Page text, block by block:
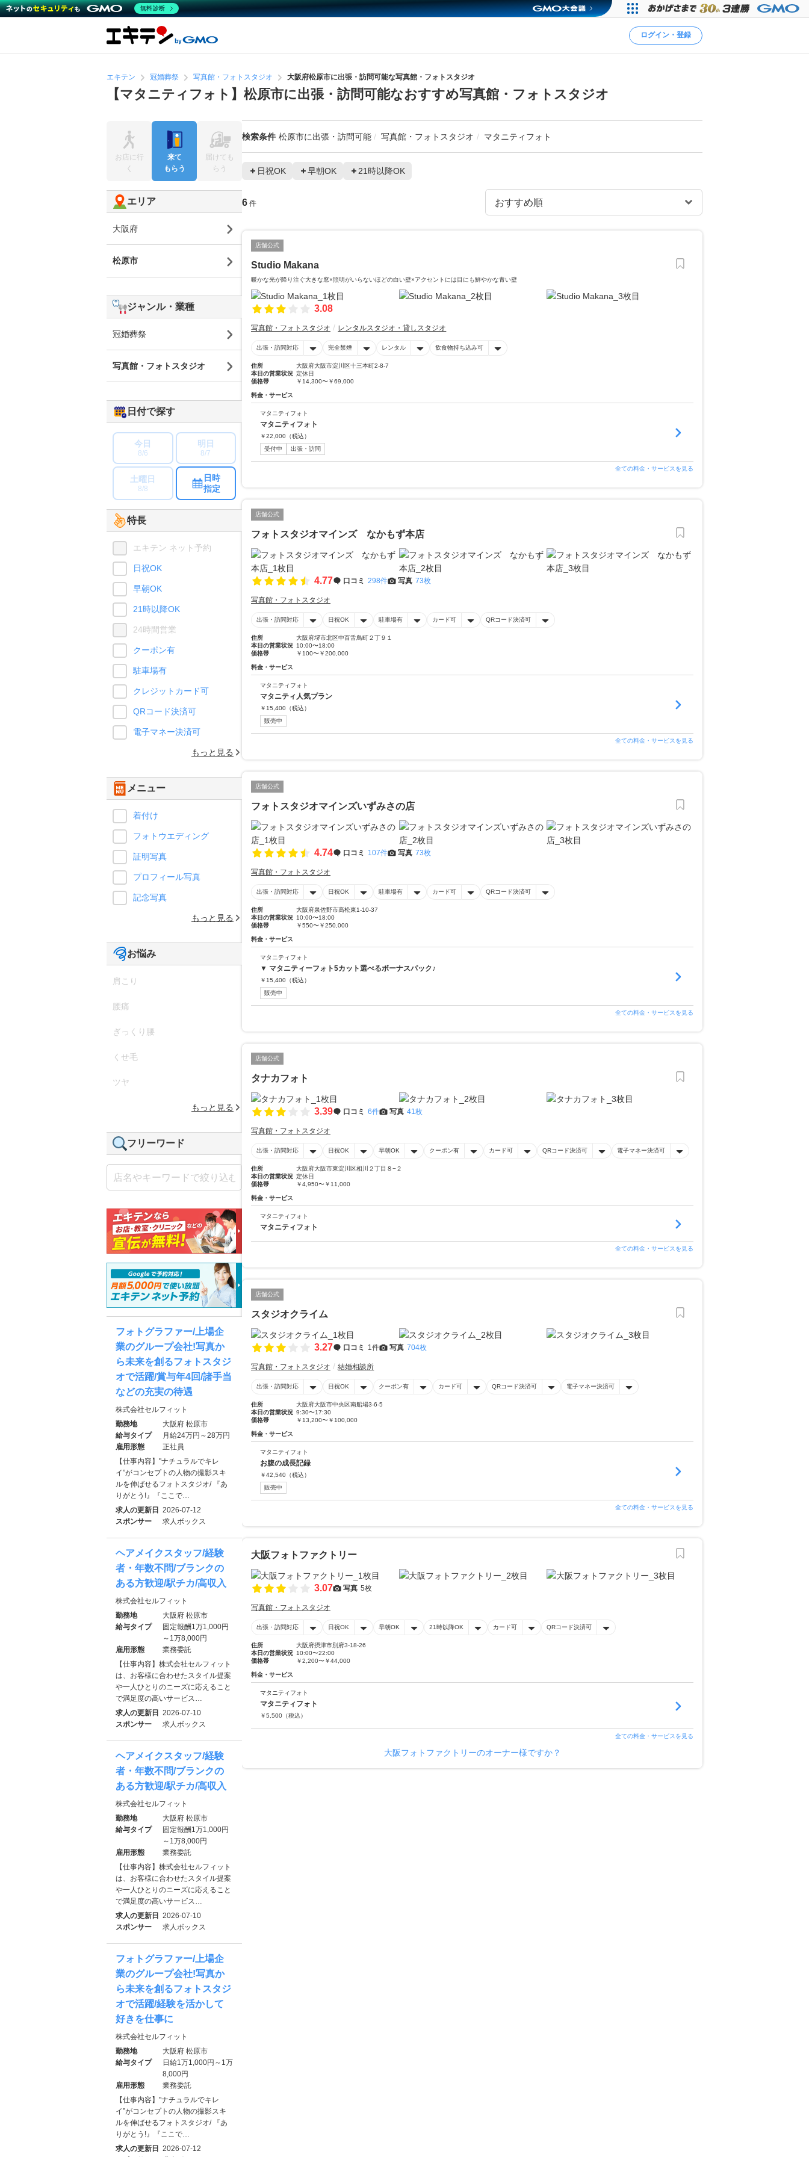
ログイン・登録
エキテン 冠婚葬祭 写真館・フォトスタジオ 大阪府松原市に出張・訪問可能な写真館・フォトスタジオ
【マタニティフォト】松原市に出張・訪問可能なおすすめ写真館・フォトスタジオ
検索条件 松原市に出張・訪問可能 写真館・フォトスタジオ マタニティフォト
日祝OK 早朝OK 21時以降OK
6 件
店舗公式
Studio Makana
暖かな光が降り注ぐ大きな窓×照明がいらないほどの白い壁×アクセントには目にも鮮やかな青い壁
3.08
写真館・フォトスタジオ レンタルスタジオ・貸しスタジオ
出張・訪問対応 完全禁煙 レンタル 飲食物持ち込み可
住所
大阪府大阪市淀川区十三本町2-8-7
本日の営業状況 定休日
価格帯
￥14,300〜￥69,000
料金・サービス
マタニティフォト
マタニティフォト
￥22,000 （税込）
受付中
出張・訪問
全ての料金・サービスを見る
店舗公式
フォトスタジオマインズ なかもず本店
4.77 口コミ 298件 写真 73枚
写真館・フォトスタジオ
出張・訪問対応 日祝OK 駐車場有 カード可 QRコード決済可
住所
大阪府堺市北区中百舌鳥町２丁９１
本日の営業状況 10:00〜18:00
価格帯
￥100〜￥200,000
料金・サービス
マタニティフォト
マタニティ人気プラン
￥ 15,400 （税込）
販売中
全ての料金・サービスを見る
店舗公式
フォトスタジオマインズいずみさの店
4.74 口コミ 107件 写真 73枚
写真館・フォトスタジオ
出張・訪問対応 日祝OK 駐車場有 カード可 QRコード決済可
住所
大阪府泉佐野市高松東1-10-37
本日の営業状況 10:00〜18:00
価格帯
￥550〜￥250,000
料金・サービス
マタニティフォト
▼ マタニティーフォト5カット選べるボーナスパック♪
￥ 15,400 （税込）
販売中
全ての料金・サービスを見る
店舗公式
タナカフォト
3.39 口コミ 6件 写真 41枚
写真館・フォトスタジオ
出張・訪問対応 日祝OK 早朝OK クーポン有 カード可 QRコード決済可 電子マネー決済可
住所
大阪府大阪市東淀川区相川２丁目８−２
本日の営業状況 定休日
価格帯
￥4,950〜￥11,000
料金・サービス
マタニティフォト
マタニティフォト
全ての料金・サービスを見る
店舗公式
スタジオクライム
3.27 口コミ 1件 写真 704枚
写真館・フォトスタジオ 結婚相談所
出張・訪問対応 日祝OK クーポン有 カード可 QRコード決済可 電子マネー決済可
住所
大阪府大阪市中央区南船場3-6-5
本日の営業状況 9:30〜17:30
価格帯
￥13,200〜￥100,000
料金・サービス
マタニティフォト
お腹の成長記録
￥42,540 （税込）
販売中
全ての料金・サービスを見る
大阪フォトファクトリー
3.07 写真 5枚
写真館・フォトスタジオ
出張・訪問対応 日祝OK 早朝OK 21時以降OK カード可 QRコード決済可
住所
大阪府摂津市別府3-18-26
本日の営業状況 10:00〜22:00
価格帯
￥2,200〜￥44,000
料金・サービス
マタニティフォト
マタニティフォト
￥5,500 （税込）
全ての料金・サービスを見る
大阪フォトファクトリーのオーナー様ですか？
お店に行
く
来て
もらう
届けても
らう
エリア
大阪府
松原市
ジャンル・業種
冠婚葬祭
写真館・フォトスタジオ
日付で探す
今日
8/6
明日
8/7
土曜日
8/8
日時
指定
特長
エキテン ネット予約
日祝OK
早朝OK
21時以降OK
24時間営業
クーポン有
駐車場有
クレジットカード可
QRコード決済可
電子マネー決済可
もっと見る
メニュー
着付け
フォトウエディング
証明写真
プロフィール写真
記念写真
もっと見る
お悩み
肩こり
腰痛
ぎっくり腰
くせ毛
ツヤ
もっと見る
フリーワード
フォトグラファー/上場企
業のグループ会社!写真か
ら未来を創るフォトスタジ
オで活躍/賞与年4回/諸手当
などの充実の待遇
株式会社セルフィット
勤務地
大阪府 松原市
給与タイプ
月給24万円～28万円
雇用形態
正社員
【仕事内容】"ナチュラルでキレ
イ”がコンセプトの人物の撮影スキ
ルを伸ばせるフォトスタジオ/ 『あ
りがとう!』『ここで…
求人の更新日
2026-07-12
スポンサー
求人ボックス
ヘアメイクスタッフ/経験
者・年数不問/ブランクの
ある方歓迎/駅チカ/高収入
株式会社セルフィット
勤務地
大阪府 松原市
給与タイプ
固定報酬1万1,000円
～1万8,000円
雇用形態
業務委託
【仕事内容】株式会社セルフィット
は、お客様に合わせたスタイル提案
や一人ひとりのニーズに応えること
で満足度の高いサービス…
求人の更新日
2026-07-10
スポンサー
求人ボックス
ヘアメイクスタッフ/経験
者・年数不問/ブランクの
ある方歓迎/駅チカ/高収入
株式会社セルフィット
勤務地
大阪府 松原市
給与タイプ
固定報酬1万1,000円
～1万8,000円
雇用形態
業務委託
【仕事内容】株式会社セルフィット
は、お客様に合わせたスタイル提案
や一人ひとりのニーズに応えること
で満足度の高いサービス…
求人の更新日
2026-07-10
スポンサー
求人ボックス
フォトグラファー/上場企
業のグループ会社!写真か
ら未来を創るフォトスタジ
オで活躍/経験を活かして
好きを仕事に
株式会社セルフィット
勤務地
大阪府 松原市
給与タイプ
日給1万1,000円～1万
8,000円
雇用形態
業務委託
【仕事内容】"ナチュラルでキレ
イ”がコンセプトの人物の撮影スキ
ルを伸ばせるフォトスタジオ/ 『あ
りがとう!』『ここで…
求人の更新日
2026-07-12
無料診断